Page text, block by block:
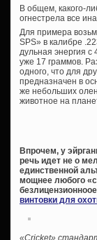
В общем, какого-
огнестрела все
Для примера
SPS» в калибре
дульная энергия
уже 17 граммов.
одного, что для
предназначен в
же небольших
животное на
Впрочем, у
речь идет не о
единственной
мощнее любого
винтовки для
«Cricket»